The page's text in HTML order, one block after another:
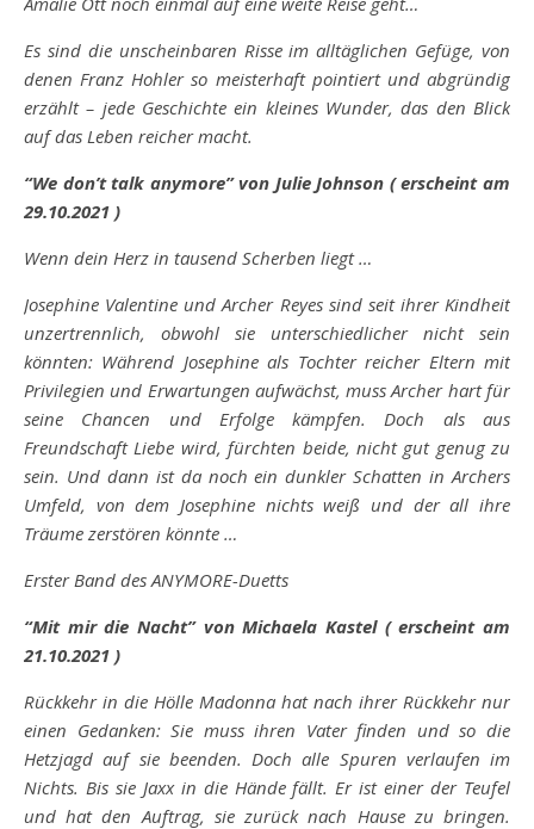
Es sind die unscheinbaren Risse im alltäglichen Gefüge, von
denen Franz Hohler so meisterhaft pointiert und abgründig
erzählt – jede Geschichte ein kleines Wunder, das den Blick
auf das Leben reicher macht.
“We don’t talk anymore” von Julie Johnson ( erscheint am
29.10.2021 )
Wenn dein Herz in tausend Scherben liegt …
Josephine Valentine und Archer Reyes sind seit ihrer Kindheit
unzertrennlich, obwohl sie unterschiedlicher nicht sein
könnten: Während Josephine als Tochter reicher Eltern mit
Privilegien und Erwartungen aufwächst, muss Archer hart für
seine Chancen und Erfolge kämpfen. Doch als aus
Freundschaft Liebe wird, fürchten beide, nicht gut genug zu
sein. Und dann ist da noch ein dunkler Schatten in Archers
Umfeld, von dem Josephine nichts weiß und der all ihre
Träume zerstören könnte …
Erster Band des ANYMORE-Duetts
“Mit mir die Nacht” von Michaela Kastel ( erscheint am
21.10.2021 )
Rückkehr in die Hölle Madonna hat nach ihrer Rückkehr nur
einen Gedanken: Sie muss ihren Vater finden und so die
Hetzjagd auf sie beenden. Doch alle Spuren verlaufen im
Nichts. Bis sie Jaxx in die Hände fällt. Er ist einer der Teufel
und hat den Auftrag, sie zurück nach Hause zu bringen.